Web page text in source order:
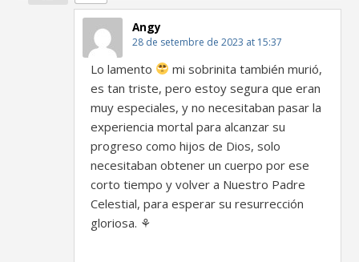
Angy
28 de setembre de 2023 at 15:37
Lo lamento
mi sobrinita también murió,
es tan triste, pero estoy segura que eran
muy especiales, y no necesitaban pasar la
experiencia mortal para alcanzar su
progreso como hijos de Dios, solo
necesitaban obtener un cuerpo por ese
corto tiempo y volver a Nuestro Padre
Celestial, para esperar su resurrección
gloriosa. ⚘